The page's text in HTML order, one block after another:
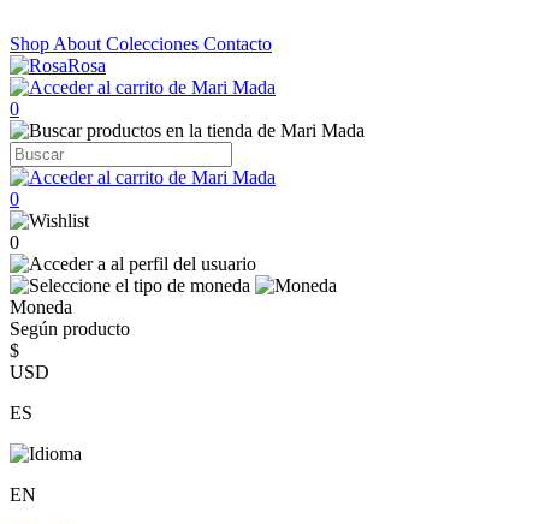
Shop About Colecciones Contacto
0
0
0
Moneda
Según producto
$
USD
ES
EN